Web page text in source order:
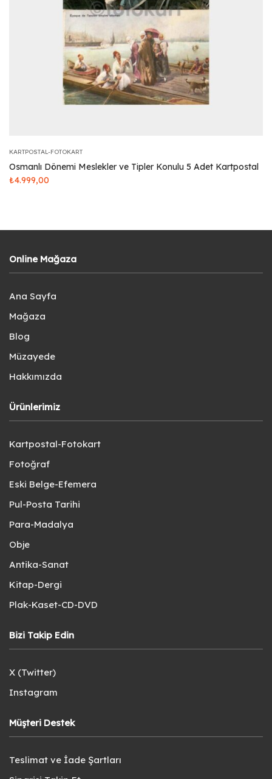
KARTPOSTAL-FOTOKART
Osmanlı Dönemi Meslekler ve Tipler Konulu 5 Adet Kartpostal
₺4.999,00
Online Mağaza
Ana Sayfa
Mağaza
Blog
Müzayede
Hakkımızda
Ürünlerimiz
Kartpostal-Fotokart
Fotoğraf
Eski Belge-Efemera
Pul-Posta Tarihi
Para-Madalya
Obje
Antika-Sanat
Kitap-Dergi
Plak-Kaset-CD-DVD
Bizi Takip Edin
X (Twitter)
Instagram
Müşteri Destek
Teslimat ve İade Şartları